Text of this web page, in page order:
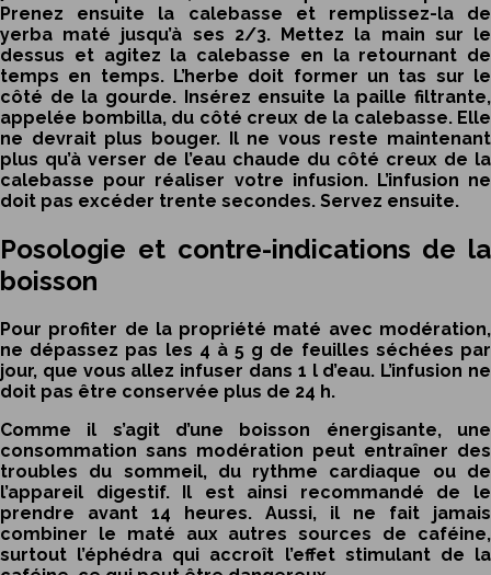
Prenez ensuite la calebasse et remplissez-la de
yerba maté jusqu’à ses 2/3. Mettez la main sur le
dessus et agitez la calebasse en la retournant de
temps en temps. L’herbe doit former un tas sur le
côté de la gourde. Insérez ensuite la paille filtrante,
appelée bombilla, du côté creux de la calebasse. Elle
ne devrait plus bouger. Il ne vous reste maintenant
plus qu’à verser de l’eau chaude du côté creux de la
calebasse pour réaliser votre infusion. L’infusion ne
doit pas excéder trente secondes. Servez ensuite.
Posologie et contre-indications de la
boisson
Pour profiter de la propriété maté avec modération,
ne dépassez pas les 4 à 5 g de feuilles séchées par
jour, que vous allez infuser dans 1 l d’eau. L’infusion ne
doit pas être conservée plus de 24 h.
Comme il s’agit d’une boisson énergisante, une
consommation sans modération peut entraîner des
troubles du sommeil, du rythme cardiaque ou de
l’appareil digestif. Il est ainsi recommandé de le
prendre avant 14 heures. Aussi, il ne fait jamais
combiner le maté aux autres sources de caféine,
surtout l’éphédra qui accroît l’effet stimulant de la